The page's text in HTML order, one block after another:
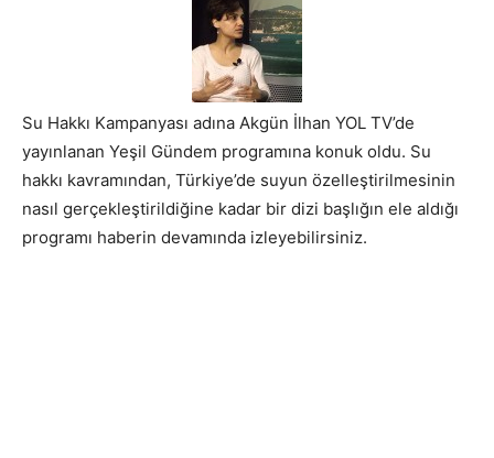
Su Hakkı Kampanyası adına Akgün İlhan YOL TV’de
yayınlanan Yeşil Gündem programına konuk oldu. Su
hakkı kavramından, Türkiye’de suyun özelleştirilmesinin
nasıl gerçekleştirildiğine kadar bir dizi başlığın ele aldığı
programı haberin devamında izleyebilirsiniz.